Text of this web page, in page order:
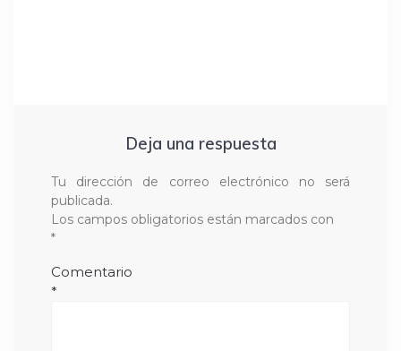
Deja una respuesta
Tu dirección de correo electrónico no será
publicada.
Los campos obligatorios están marcados con
*
Comentario
*